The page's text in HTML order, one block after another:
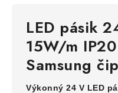
LED pásik
15W/m
Samsung
Výkonný 24 V LED